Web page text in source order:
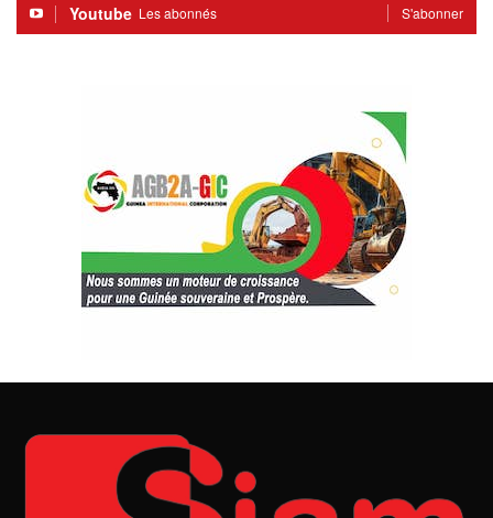
Youtube Les abonnés S'abonner